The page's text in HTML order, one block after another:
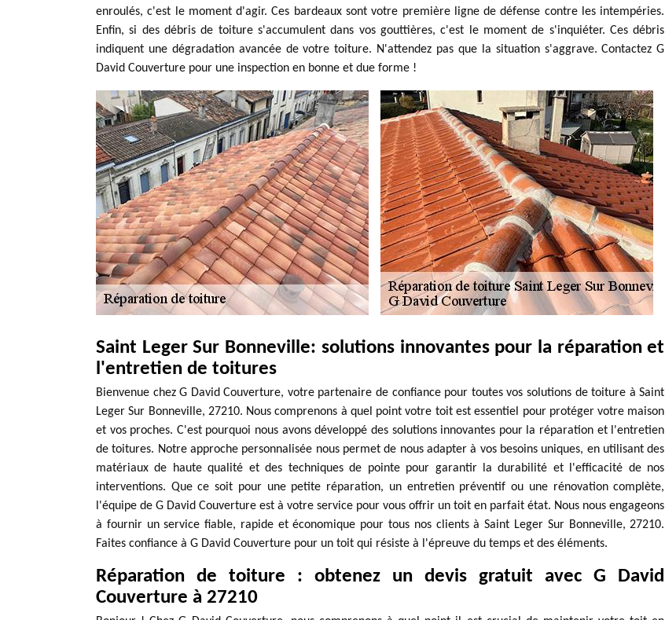
enroulés, c'est le moment d'agir. Ces bardeaux sont votre première ligne de défense contre les intempéries.
Enfin, si des débris de toiture s'accumulent dans vos gouttières, c'est le moment de s'inquiéter. Ces débris
indiquent une dégradation avancée de votre toiture. N'attendez pas que la situation s'aggrave. Contactez G
David Couverture pour une inspection en bonne et due forme !
Saint Leger Sur Bonneville: solutions innovantes pour la réparation et
l'entretien de toitures
Bienvenue chez G David Couverture, votre partenaire de confiance pour toutes vos solutions de toiture à Saint
Leger Sur Bonneville, 27210. Nous comprenons à quel point votre toit est essentiel pour protéger votre maison
et vos proches. C'est pourquoi nous avons développé des solutions innovantes pour la réparation et l'entretien
de toitures. Notre approche personnalisée nous permet de nous adapter à vos besoins uniques, en utilisant des
matériaux de haute qualité et des techniques de pointe pour garantir la durabilité et l'efficacité de nos
interventions. Que ce soit pour une petite réparation, un entretien préventif ou une rénovation complète,
l'équipe de G David Couverture est à votre service pour vous offrir un toit en parfait état. Nous nous engageons
à fournir un service fiable, rapide et économique pour tous nos clients à Saint Leger Sur Bonneville, 27210.
Faites confiance à G David Couverture pour un toit qui résiste à l'épreuve du temps et des éléments.
Réparation de toiture : obtenez un devis gratuit avec G David
Couverture à 27210